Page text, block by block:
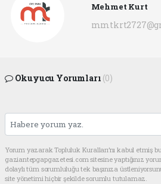
Mehmet Kurt
Okuyucu Yorumları (0)
Yorum yazarak Topluluk Kuralları’nı kabul etmiş
gaziantepgapgazetesi.com sitesine yaptığınız
dolaylı tüm sorumluluğu tek başınıza
site yönetimi hiçbir şekilde sorumlu tutulamaz.